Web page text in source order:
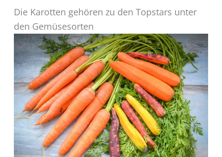
Die Karotten gehören zu den Topstars unter
den Gemüsesorten